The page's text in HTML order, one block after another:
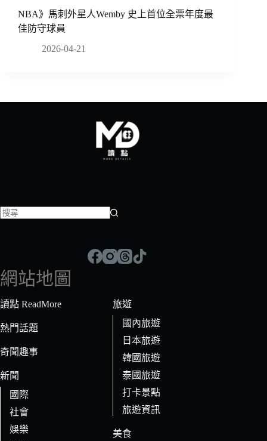
NBA》馬刺外星人Wemby 史上首位全票年度最
佳防守球員
2026-04-21
符
合
條
的
果
網站地圖
讀點 ReadMore
熱門話題
奇聞趣事
新聞
國際
社會
娛樂
旅遊
國內旅遊
日本旅遊
韓國旅遊
泰國旅遊
打卡景點
旅遊資訊
美食